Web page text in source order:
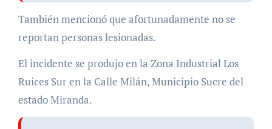
También mencionó que afortunadamente no se
reportan personas lesionadas.
El incidente se produjo en la Zona Industrial Los
Ruices Sur en la Calle Milán, Municipio Sucre del
estado Miranda.